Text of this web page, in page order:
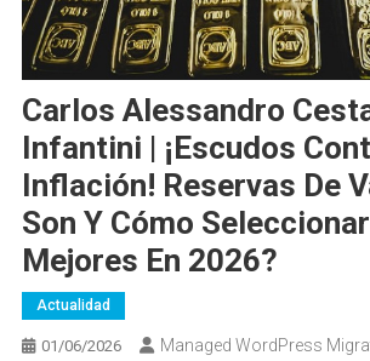
Carlos Alessandro
Infantini | ¡Escudos
Inflación! Reservas De
Son Y Cómo
Mejores En 2026?
Actualidad
01/06/2026 Managed WordPress